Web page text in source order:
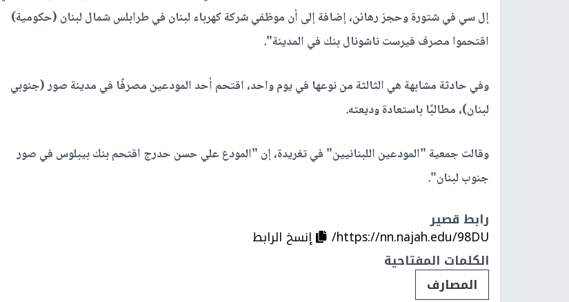
إل سي في شتورة وحجز رهائن، إضافة إلى أن موظفي شركة كهرباء لبنان في طرابلس شمال لبنان (حكومية)
اقتحموا مصرف فيرست ناشونال بنك في المدينة".
وفي حادثة مشابهة هي الثالثة من نوعها في يوم واحد، اقتحم أحد المودعين مصرفًا في مدينة صور (جنوبي
لبنان)، مطالبًا باستعادة وديعته.
وقالت جمعية "المودعين اللبنانيين" في تغريدة، إن "المودع علي حسن حدرج اقتحم بنك بيبلوس في صور
جنوب لبنان".
رابط قصير
https://nn.najah.edu/98DU/
إنسخ الرابط
الكلمات المفتاحية
المصارف